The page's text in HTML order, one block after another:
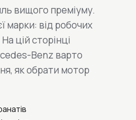
вищого преміуму.
марки: від робочих
цій сторінці
Benz варто
як обрати мотор